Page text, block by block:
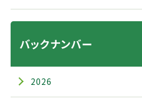
バックナンバー
2026